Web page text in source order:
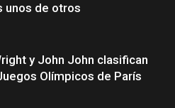
unos de otros
y John John clasifican
Olímpicos de París